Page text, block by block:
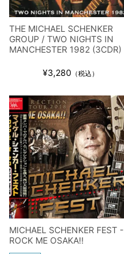
THE MICHAEL SCHENKER
GROUP / TWO NIGHTS IN
MANCHESTER 1982 (3CDR)
¥3,280 （税込）
MICHAEL SCHENKER FEST -
ROCK ME OSAKA!!